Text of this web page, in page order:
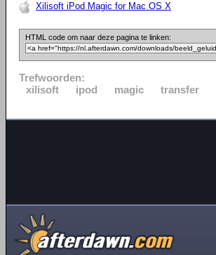
Xilisoft iPod Magic for Mac OS X
HTML code om naar deze pagina te linken:
Trefwoorden:
xilisoft
ipod magic transfer